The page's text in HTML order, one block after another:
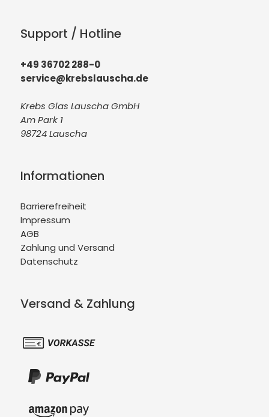
Support / Hotline
+49 36702 288-0
service@krebslauscha.de
Krebs Glas Lauscha GmbH
Am Park 1
98724 Lauscha
Informationen
Barrierefreiheit
Impressum
AGB
Zahlung und Versand
Datenschutz
Versand & Zahlung